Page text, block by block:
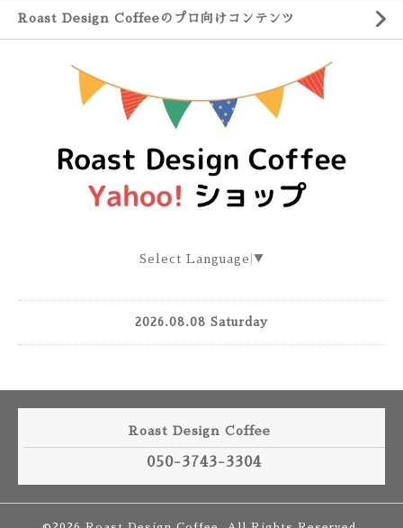
Roast Design Coffeeのプロ向けコンテンツ
Select Language ▼
2026.08.08 Saturday
Roast Design Coffee
050-3743-3304